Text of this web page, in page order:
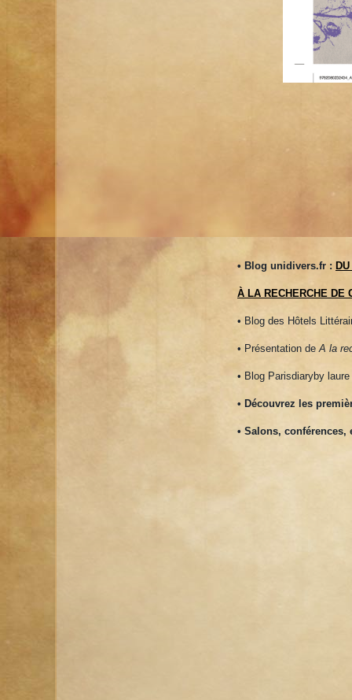
• Blog unidivers.fr :
À LA RECHERCHE DE
• Blog des Hôtels
• Présentation deA la
• Blog Parisdiaryby laure
• Découvrez les
• Salons,